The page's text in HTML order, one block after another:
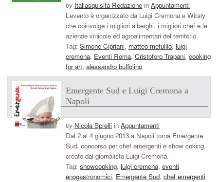
by Italiasquisita Redazione in Appuntamenti
L’evento è organizzato da Luigi Cremona e Witaly
che coinvolge i migliori alberghi, i migliori chef e le
aziende vinicole ed agroalimentari del territorio.
Tag: Simone Cipriani, matteo metullio, luigi
cremona, Eventi Roma, Cristoforo Trapani, cooking
for art, alessandro buffolino
Emergente Sud e Luigi Cremona a
Napoli
by Nicola Sprelli in Appuntamenti
Dal 2 al 4 giugno 2013 a Napoli torna Emergente
Sud, concorso per chef emergenti e show coking
creato dal giornalista Luigi Cremona.
Tag: showcooking, luigi cremona, eventi
enogastronomici, Emergente Sud, chef emergenti